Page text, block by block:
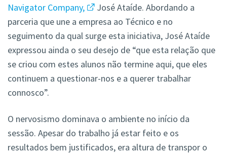
Navigator Company,
José Ataíde. Abordando a
parceria que une a empresa ao Técnico e no
seguimento da qual surge esta iniciativa, José Ataíde
expressou ainda o seu desejo de “que esta relação que
se criou com estes alunos não termine aqui, que eles
continuem a questionar-nos e a querer trabalhar
connosco”.
O nervosismo dominava o ambiente no início da
sessão. Apesar do trabalho já estar feito e os
resultados bem justificados, era altura de transpor o